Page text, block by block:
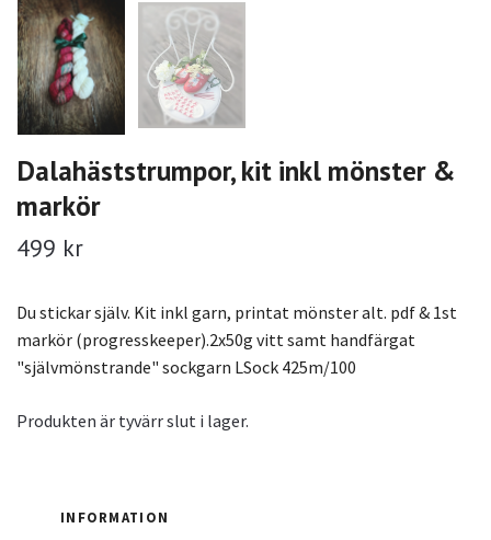
Dalahäststrumpor, kit inkl mönster &
markör
499 kr
Du stickar själv. Kit inkl garn, printat mönster alt. pdf & 1st
markör (progresskeeper).2x50g vitt samt handfärgat
"självmönstrande" sockgarn LSock 425m/100
Produkten är tyvärr slut i lager.
INFORMATION